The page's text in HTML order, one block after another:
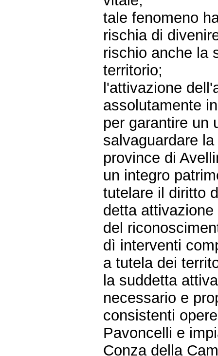
tale fenomeno
rischia di
rischio anche la
territorio;
l'attivazione
assolutamente
per garantire un
salvaguardare
province di
un integro
tutelare il diritto
detta
del
dì interventi
a tutela dei
la suddetta
necessario e
consistenti
Pavoncelli e
Conza della